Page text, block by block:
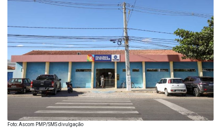
Foto: Ascom PMP/SMS divulgação